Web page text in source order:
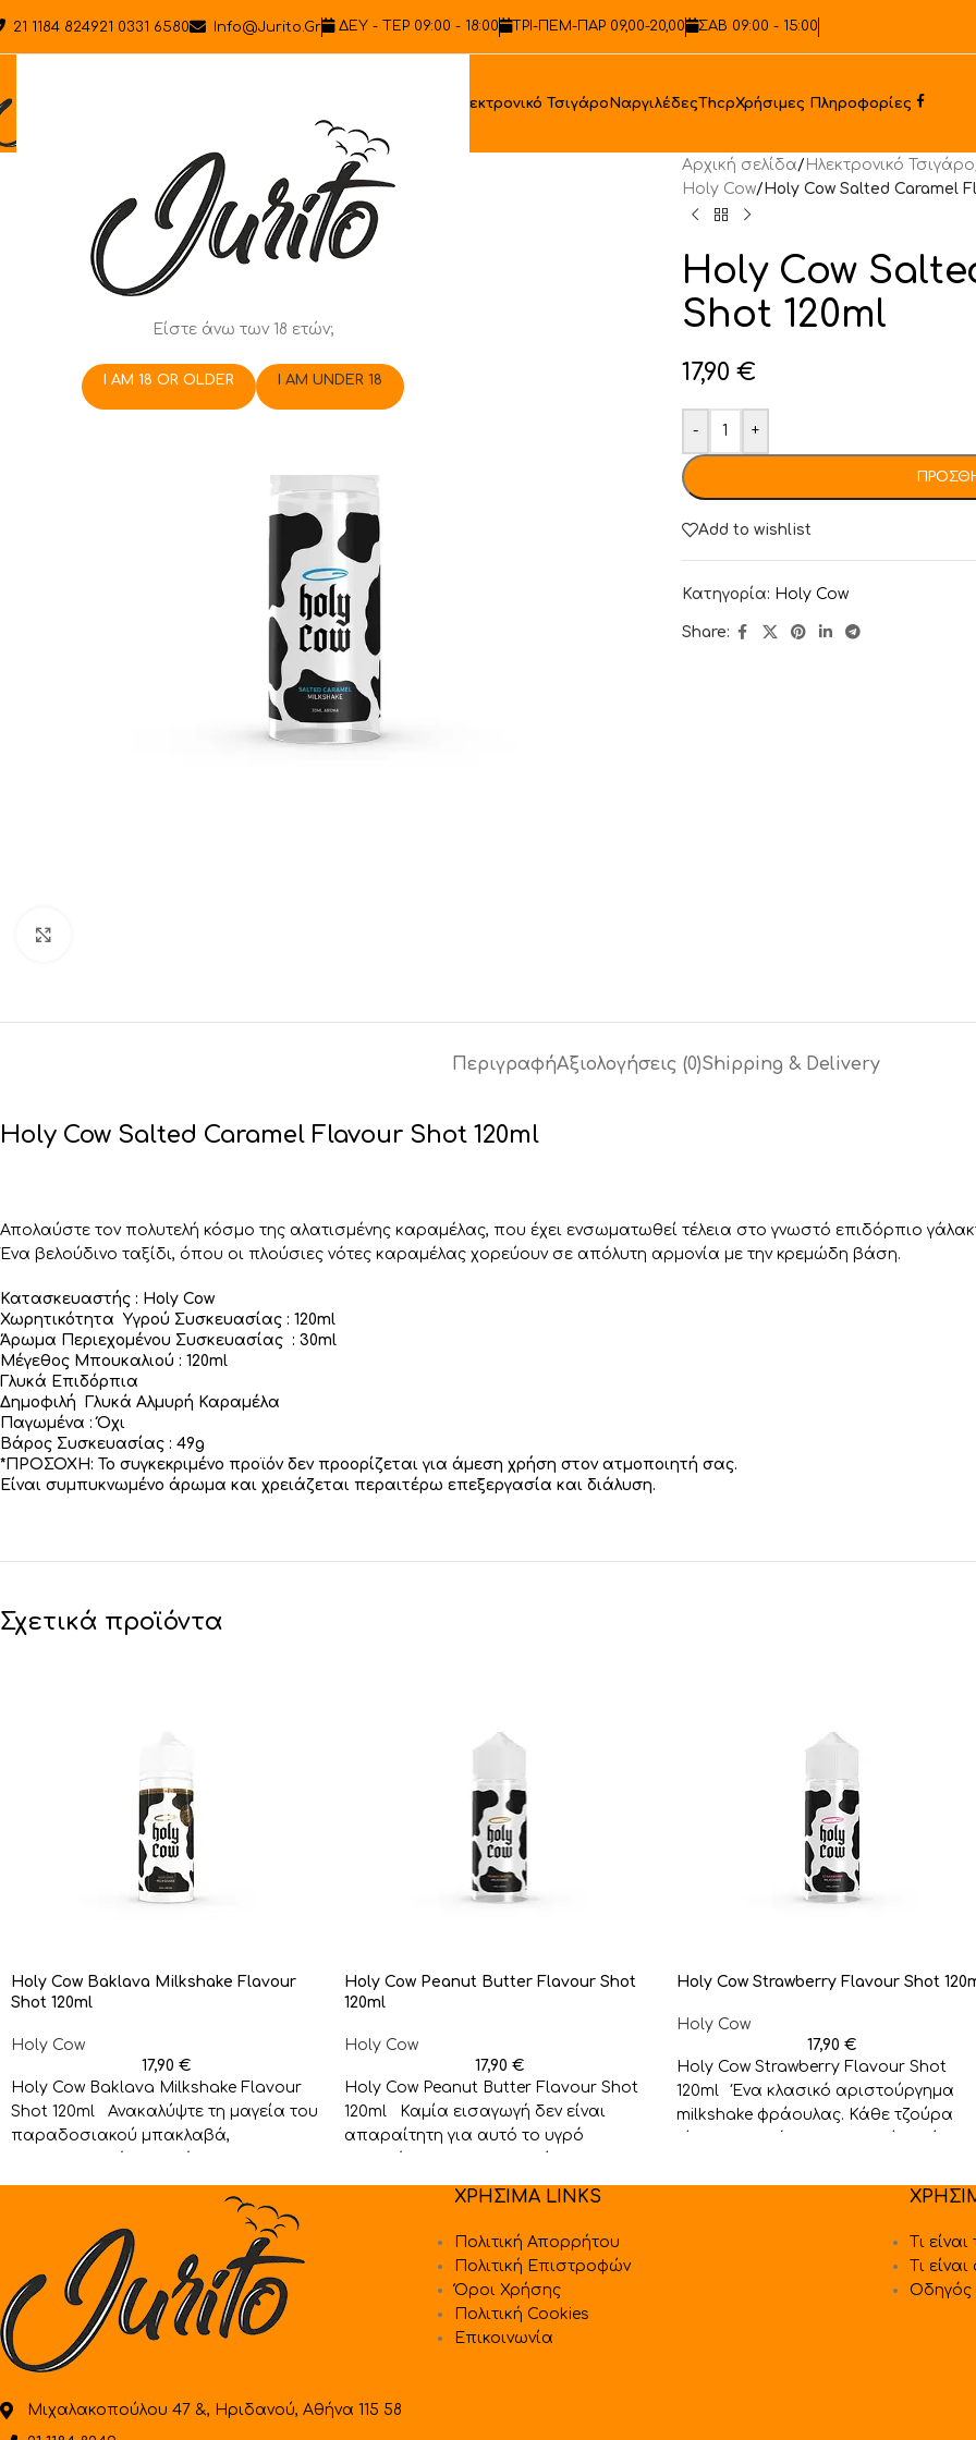
Είστε άνω των 18 ετών;
I AM 18 OR OLDER I AM UNDER 18
21 1184 824921 0331 6580 Info@jurito.gr ΔΕΥ - ΤΕΡ 09:00 - 18:00 ΤΡΙ-ΠΕΜ-ΠΑΡ 09,00-20,00 ΣΑΒ 09:00 - 15:00
Ηλεκτρονικό Τσιγάρο ΝαργιλέδεςThcpΧρήσιμες Πληροφορίες
Αρχική σελίδα/ Ηλεκτρονικό Τσιγάρο
Holy Cow/ Holy Cow Salted Caramel
Holy Cow
Shot 120ml
17,90 €
- +
Add to wishlist
Κατηγορία: Holy Cow
Share:
ΠεριγραφήΑξιολογήσεις (0)Shipping & Delivery
Holy Cow Salted Caramel Flavour Shot 120ml
Απολαύστε τον πολυτελή κόσμο της αλατισμένης καραμέλας, που έχει ενσωματωθεί τέλεια στο γνωστό επιδόρπιο
Ένα βελούδινο ταξίδι, όπου οι πλούσιες νότες καραμέλας χορεύουν σε απόλυτη αρμονία με την κρεμώδη βάση.
Κατασκευαστής : Holy Cow
Χωρητικότητα Υγρού Συσκευασίας : 120ml
Άρωμα Περιεχομένου Συσκευασίας : 30ml
Μέγεθος Μπουκαλιού : 120ml
Γλυκά Επιδόρπια
Δημοφιλή Γλυκά Αλμυρή Καραμέλα
Παγωμένα : Όχι
Βάρος Συσκευασίας : 49g
*ΠΡΟΣΟΧΗ: Το συγκεκριμένο προϊόν δεν προορίζεται για άμεση χρήση στον ατμοποιητή σας.
Είναι συμπυκνωμένο άρωμα και χρειάζεται περαιτέρω επεξεργασία και διάλυση.
Σχετικά προϊόντα
Holy Cow Baklava Milkshake Flavour
Shot 120ml
Holy Cow
17,90€
Holy Cow Baklava Milkshake Flavour
Shot 120ml Ανακαλύψτε τη μαγεία του
παραδοσιακού μπακλαβά,
απολαυστικό milkshake. Οι
Holy Cow Peanut Butter Flavour Shot
120ml
Holy Cow
17,90 €
Holy Cow Peanut Butter Flavour Shot
120ml Καμία εισαγωγή δεν είναι
απαραίτητη για αυτό το υγρό
Holy Cow Strawberry Flavour Shot
Holy Cow
17,90€
Holy Cow Strawberry Flavour Shot
120ml Ένα κλασικό αριστούργημα
milkshake φράουλας. Κάθε τζούρα
Μιχαλακοπούλου 47 &, Ηριδανού, Αθήνα 115 58
ΧΡΗΣΙΜΑ LINKS
Πολιτική Απορρήτου
Πολιτική Επιστροφών
Όροι Χρήσης
Πολιτική Cookies
Επικοινωνία
Τι
Τι
Οδηγός